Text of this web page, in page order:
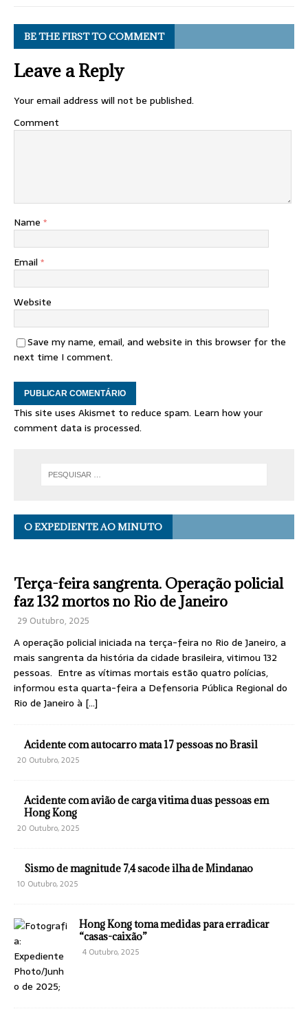
BE THE FIRST TO COMMENT
Leave a Reply
Your email address will not be published.
Comment
Name *
Email *
Website
Save my name, email, and website in this browser for the
next time I comment.
This site uses Akismet to reduce spam. Learn how your
comment data is processed.
O EXPEDIENTE AO MINUTO
Terça-feira sangrenta. Operação policial
faz 132 mortos no Rio de Janeiro
29 Outubro, 2025
A operação policial iniciada na terça-feira no Rio de Janeiro, a
mais sangrenta da história da cidade brasileira, vitimou 132
pessoas. Entre as vítimas mortais estão quatro polícias,
informou esta quarta-feira a Defensoria Pública Regional do
Rio de Janeiro à […]
Acidente com autocarro mata 17 pessoas no Brasil
20 Outubro, 2025
Acidente com avião de carga vitima duas pessoas em
Hong Kong
20 Outubro, 2025
Sismo de magnitude 7,4 sacode ilha de Mindanao
10 Outubro, 2025
Hong Kong toma medidas para erradicar
“casas-caixão”
4 Outubro, 2025